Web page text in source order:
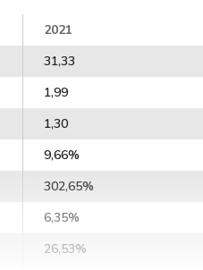
2021
31,33
1,99
1,30
9,66%
302,65%
6,35%
26,53%